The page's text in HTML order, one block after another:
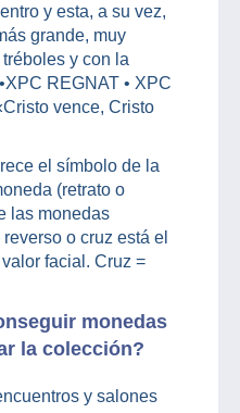
y esta, a su vez,
grande, muy
y con la
REGNAT • XPC
vence, Cristo
el símbolo de la
(retrato o
las monedas
o cruz está el
facial. Cruz =
monedas
la colección?
y salones